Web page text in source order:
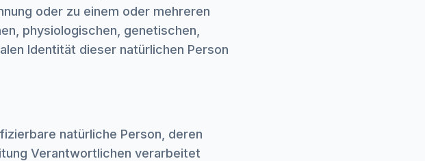
oder zu einem oder mehreren
physiologischen, genetischen,
Identität dieser natürlichen Person
natürliche Person, deren
Verantwortlichen verarbeitet